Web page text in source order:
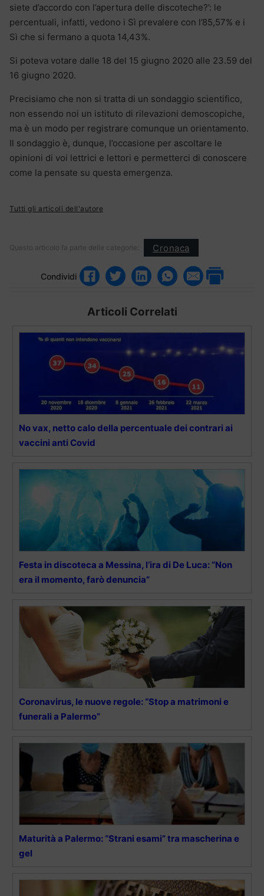
siete d’accordo con l’apertura delle discoteche?’: le
percentuali, infatti, vedono i Sì prevalere con l’85,57% e i
Sì che si fermano a quota 14,43%.
Si poteva votare dalle 18 del 15 giugno 2020 alle 23.59 del
16 giugno 2020.
Precisiamo che non si tratta di un sondaggio scientifico,
non essendo noi un istituto di rilevazioni demoscopiche,
ma è un modo per registrare comunque un orientamento.
Il sondaggio è, dunque, l’occasione per ascoltare le
opinioni di voi lettrici e lettori e permetterci di conoscere
come la pensate su questa emergenza.
Tutti gli articoli dell'autore
Questo articolo fa parte delle categorie: Cronaca
Condividi
Articoli Correlati
No vax, netto calo della percentuale dei contrari ai
vaccini anti Covid
Festa in discoteca a Messina, l’ira di De Luca: “Non
era il momento, farò denuncia”
Coronavirus, le nuove regole: “Stop a matrimoni e
funerali a Palermo”
Maturità a Palermo: “Strani esami” tra mascherina e
gel